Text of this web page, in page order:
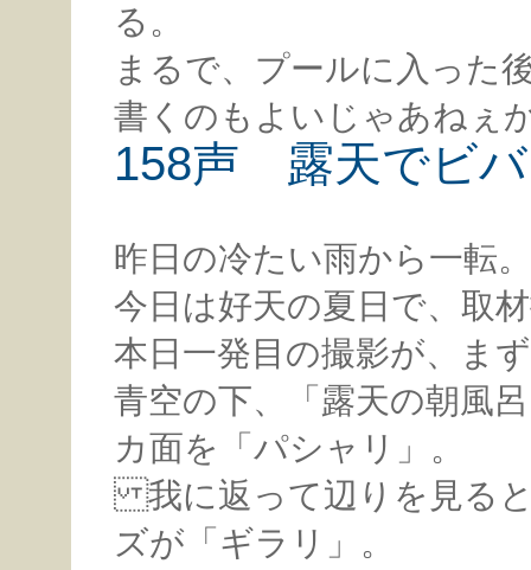
る。
まるで、プールに入った
書くのもよいじゃあねぇ
158声 露天でビ
昨日の冷たい雨から一転。
今日は好天の夏日で、取
本日一発目の撮影が、ま
青空の下、「露天の朝風
カ面を「パシャリ」。
我に返って辺りを見る
ズが「ギラリ」。